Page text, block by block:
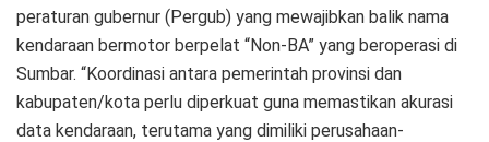
peraturan gubernur (Pergub) yang mewajibkan balik nama
kendaraan bermotor berpelat “Non-BA” yang beroperasi di
Sumbar. “Koordinasi antara pemerintah provinsi dan
kabupaten/kota perlu diperkuat guna memastikan akurasi
data kendaraan, terutama yang dimiliki perusahaan-